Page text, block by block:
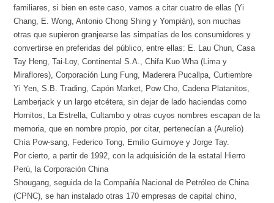
familiares, si bien en este caso, vamos a citar cuatro de ellas (Yi
Chang, E. Wong, Antonio Chong Shing y Yompián), son muchas
otras que supieron granjearse las simpatías de los consumidores y
convertirse en preferidas del público, entre ellas: E. Lau Chun, Casa
Tay Heng, Tai-Loy, Continental S.A., Chifa Kuo Wha (Lima y
Miraflores), Corporación Lung Fung, Maderera Pucallpa, Curtiembre
Yi Yen, S.B. Trading, Capón Market, Pow Cho, Cadena Platanitos,
Lamberjack y un largo etcétera, sin dejar de lado haciendas como
Hornitos, La Estrella, Cultambo y otras cuyos nombres escapan de la
memoria, que en nombre propio, por citar, pertenecían a (Aurelio)
Chía Pow-sang, Federico Tong, Emilio Guimoye y Jorge Tay.
Por cierto, a partir de 1992, con la adquisición de la estatal Hierro
Perú, la Corporación China
Shougang, seguida de la Compañía Nacional de Petróleo de China
(CPNC), se han instalado otras 170 empresas de capital chino,